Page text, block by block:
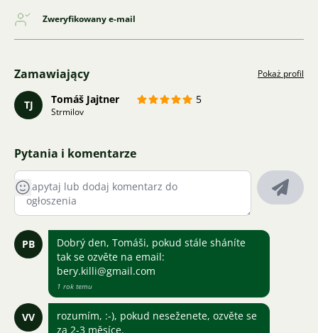
Zweryfikowany e-mail
Zamawiający Pokaż profil
TJ Tomáš Jajtner 5
Strmilov
Pytania i komentarze
PB
Dobrý den, Tomáši, pokud stále sháníte
tak se ozvěte na email:
bery.killi@gmail.com
1 rok temu
VV
rozumím, :-), pokud neseženete, ozvěte se
za 2-3 měsíce.